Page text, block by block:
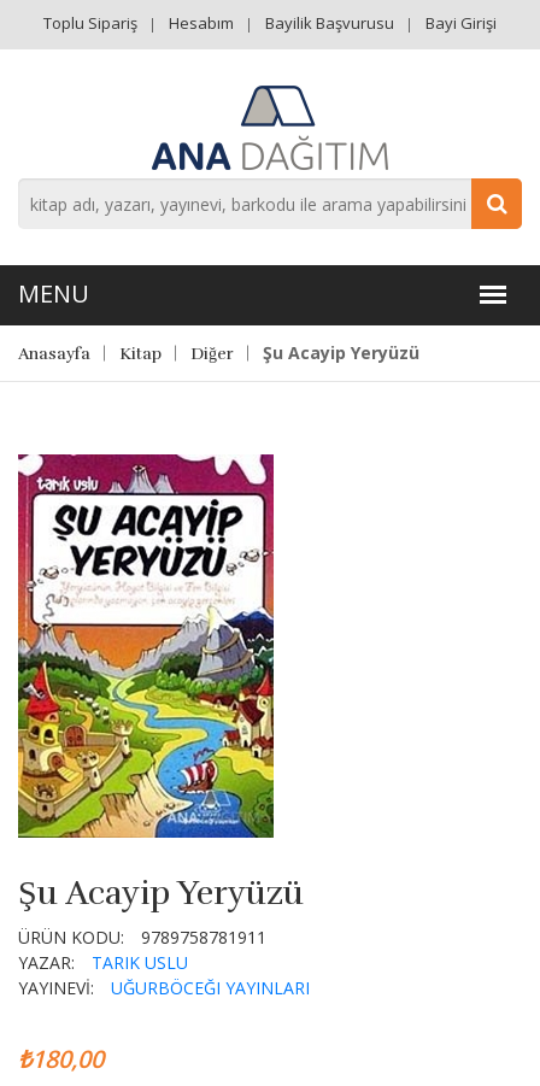
Toplu Sipariş Hesabım Bayilik Başvurusu Bayi Girişi
Anasayfa Kitap Diğer Şu Acayip Yeryüzü
Şu Acayip Yeryüzü
ÜRÜN KODU:
9789758781911
YAZAR:
TARIK USLU
YAYINEVİ:
UĞURBÖCEĞI YAYINLARI
₺180,00